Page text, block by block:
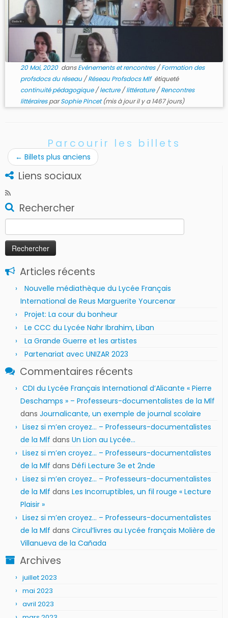
20 Mai, 2020dansEvénements et rencontres/Formation des
profsdocs du réseau/Réseau Profsdocs Mlf étiqueté
continuité pédagogique/lecture/littérature/Rencontres
littérairesparSophie Pincet(mis à jour il y a 1467 jours)
Parcourir les billets
← Billets plus anciens
Liens sociaux
Rechercher
Articles récents
Nouvelle médiathèque du Lycée Français
International de Reus Marguerite Yourcenar
Projet: La cour du bonheur
Le CCC du Lycée Nahr Ibrahim, Liban
La Grande Guerre et les artistes
Partenariat avec UNIZAR 2023
Commentaires récents
CDI du Lycée Français International d’Alicante « Pierre
Deschamps » – Professeurs-documentalistes de la Mlf
dans Journalicante, un exemple de journal scolaire
Lisez si m’en croyez… – Professeurs-documentalistes
de la Mlf dans Un Lion au Lycée…
Lisez si m’en croyez… – Professeurs-documentalistes
de la Mlf dans Défi Lecture 3e et 2nde
Lisez si m’en croyez… – Professeurs-documentalistes
de la Mlf dans Les Incorruptibles, un fil rouge « Lecture
Plaisir »
Lisez si m’en croyez… – Professeurs-documentalistes
de la Mlf dans Circul’livres au Lycée français Molière de
Villanueva de la Cañada
Archives
juillet 2023
mai 2023
avril 2023